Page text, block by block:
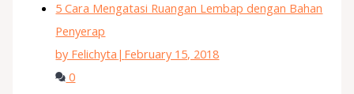
5 Cara Mengatasi Ruangan Lembap dengan Bahan
Penyerap
by Felichyta | February 15, 2018
0